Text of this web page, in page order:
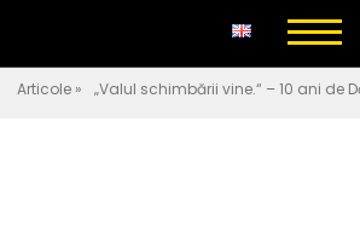
Articole » „Valul schimbării vine.“ – 10 ani de